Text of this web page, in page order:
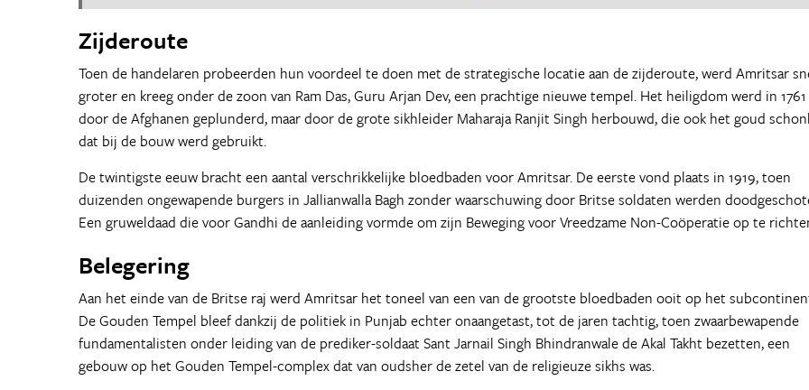
Zijderoute
Toen de handelaren probeerden hun voordeel te doen met de strategische locatie aan de zijderoute, werd Amritsar
groter en kreeg onder de zoon van Ram Das, Guru Arjan Dev, een prachtige nieuwe tempel. Het heiligdom werd in 1761
door de Afghanen geplunderd, maar door de grote sikhleider Maharaja Ranjit Singh herbouwd, die ook het goud
dat bij de bouw werd gebruikt.
De twintigste eeuw bracht een aantal verschrikkelijke bloedbaden voor Amritsar. De eerste vond plaats in 1919, toen
duizenden ongewapende burgers in Jallianwalla Bagh zonder waarschuwing door Britse soldaten werden
Een gruweldaad die voor Gandhi de aanleiding vormde om zijn Beweging voor Vreedzame Non-Coöperatie op te
Belegering
Aan het einde van de Britse raj werd Amritsar het toneel van een van de grootste bloedbaden ooit op het
De Gouden Tempel bleef dankzij de politiek in Punjab echter onaangetast, tot de jaren tachtig, toen zwaarbewapende
fundamentalisten onder leiding van de prediker-soldaat Sant Jarnail Singh Bhindranwale de Akal Takht bezetten, een
gebouw op het Gouden Tempel-complex dat van oudsher de zetel van de religieuze sikhs was.